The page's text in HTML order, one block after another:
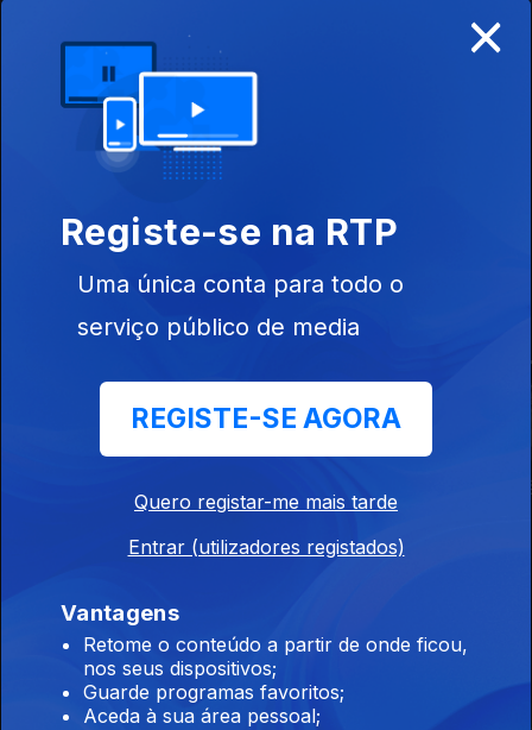
Este conteúdo faz parte de Para
todas as mulheres
Era Bonito
Este conteúdo faz parte de Séries
premiadas
×
Registe-se na RTP
Uma única conta para todo o
serviço público de media
REGISTE-SE AGORA
Quero registar-me mais tarde
Entrar (utilizadores registados)
Vantagens
Retome o conteúdo a partir de onde ficou,
nos seus dispositivos;
Guarde programas favoritos;
Aceda à sua área pessoal;